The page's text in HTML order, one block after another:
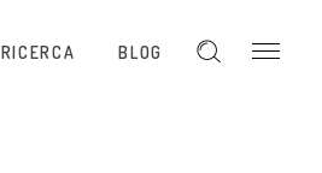
RICERCA BLOG